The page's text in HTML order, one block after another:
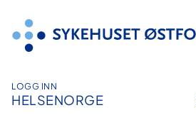
innhold
LOGG INN
HELSENORGE